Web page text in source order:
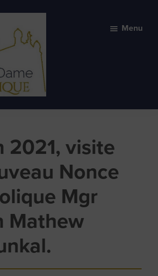
Menu
2021, visite
Nonce
Mgr
Mathew